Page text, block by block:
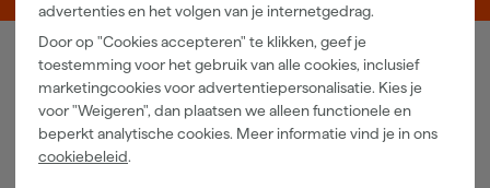
advertenties en het volgen van je internetgedrag.
Door op "Cookies accepteren" te klikken, geef je
toestemming voor het gebruik van alle cookies, inclusief
marketingcookies voor advertentiepersonalisatie. Kies je
voor "Weigeren", dan plaatsen we alleen functionele en
beperkt analytische cookies. Meer informatie vind je in ons
cookiebeleid.
Verfwebwinkel
Schildersbenodigdheden
Gereedschappen
Grondverf en primer
Beits
Betonverf en -coatings